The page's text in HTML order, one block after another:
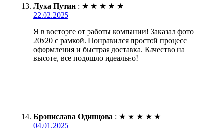
Лука Путин : ★ ★ ★ ★ ★
22.02.2025
Я в восторге от работы компании! Заказал фото
20х20 с рамкой. Понравился простой процесс
оформления и быстрая доставка. Качество на
высоте, все подошло идеально!
Бронислава Одинцова : ★ ★ ★ ★ ★
04.01.2025